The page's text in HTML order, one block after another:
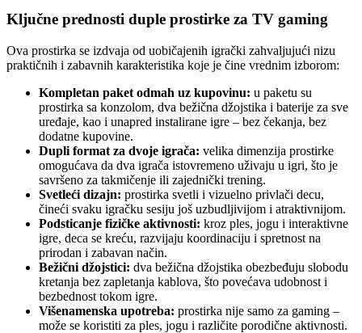
Ključne prednosti duple prostirke za TV gaming
Ova prostirka se izdvaja od uobičajenih igrački zahvaljujući nizu
praktičnih i zabavnih karakteristika koje je čine vrednim izborom:
Kompletan paket odmah uz kupovinu: u paketu su
prostirka sa konzolom, dva bežična džojstika i baterije za sve
uređaje, kao i unapred instalirane igre – bez čekanja, bez
dodatne kupovine.
Dupli format za dvoje igrača: velika dimenzija prostirke
omogućava da dva igrača istovremeno uživaju u igri, što je
savršeno za takmičenje ili zajednički trening.
Svetleći dizajn: prostirka svetli i vizuelno privlači decu,
čineći svaku igračku sesiju još uzbudljivijom i atraktivnijom.
Podsticanje fizičke aktivnosti: kroz ples, jogu i interaktivne
igre, deca se kreću, razvijaju koordinaciju i spretnost na
prirodan i zabavan način.
Bežični džojstici: dva bežična džojstika obezbeđuju slobodu
kretanja bez zapletanja kablova, što povećava udobnost i
bezbednost tokom igre.
Višenamenska upotreba: prostirka nije samo za gaming –
može se koristiti za ples, jogu i različite porodične aktivnosti.